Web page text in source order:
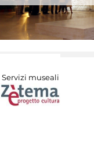
Servizi museali